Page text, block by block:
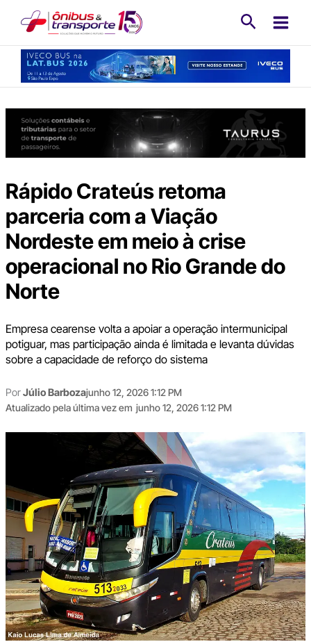
conteúdo
Rápido Crateús retoma
parceria com a Viação
Nordeste em meio à crise
operacional no Rio Grande do
Norte
Empresa cearense volta a apoiar a operação intermunicipal
potiguar, mas participação ainda é limitada e levanta dúvidas
sobre a capacidade de reforço do sistema
PorJúlio Barbozajunho 12, 2026 1:12 PM
Atualizado pela última vez em junho 12, 2026 1:12 PM